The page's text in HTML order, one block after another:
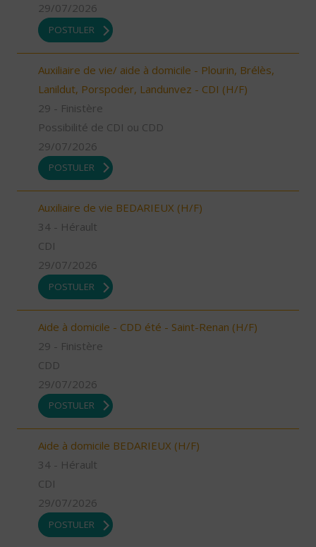
29/07/2026
POSTULER
Auxiliaire de vie/ aide à domicile - Plourin, Brélès,
Lanildut, Porspoder, Landunvez - CDI (H/F)
29 - Finistère
Possibilité de CDI ou CDD
29/07/2026
POSTULER
Auxiliaire de vie BEDARIEUX (H/F)
34 - Hérault
CDI
29/07/2026
POSTULER
Aide à domicile - CDD été - Saint-Renan (H/F)
29 - Finistère
CDD
29/07/2026
POSTULER
Aide à domicile BEDARIEUX (H/F)
34 - Hérault
CDI
29/07/2026
POSTULER